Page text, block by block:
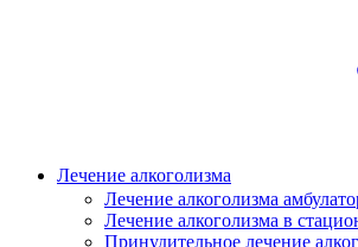
Лечение алкоголизма
Лечение алкоголизма
Лечение алкоголизма в
Принудительное лечение